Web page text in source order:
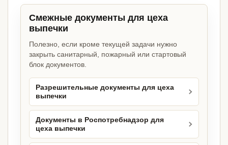
Смежные документы для цеха
выпечки
Полезно, если кроме текущей задачи нужно
закрыть санитарный, пожарный или стартовый
блок документов.
Разрешительные документы для цеха
выпечки
Документы в Роспотребнадзор для
цеха выпечки